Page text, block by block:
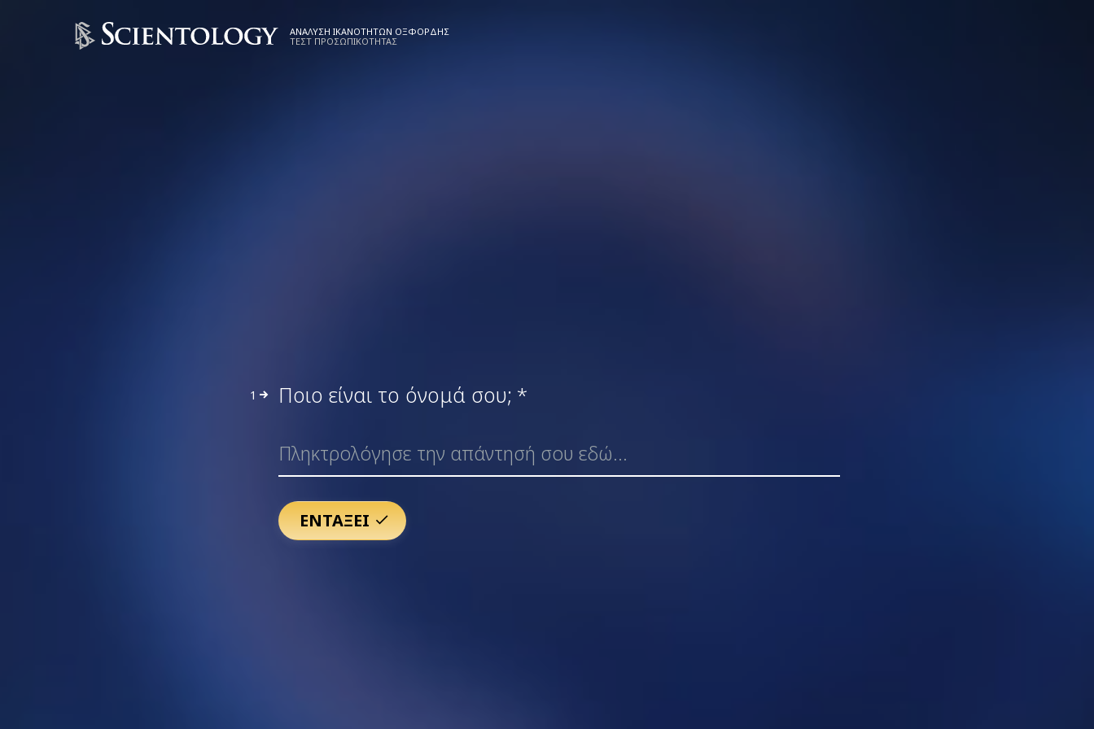
ΑΝΑΛΥΣΗ ΙΚΑΝΟΤΗΤΩΝ ΟΞΦΟΡΔΗΣ
ΤΕΣΤ ΠΡΟΣΩΠΙΚΟΤΗΤΑΣ
1 Ποιο είναι το όνομά σου; *
ΕΝΤΑΞΕΙ